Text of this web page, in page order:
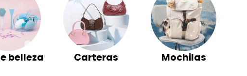
belleza Carteras Mochilas